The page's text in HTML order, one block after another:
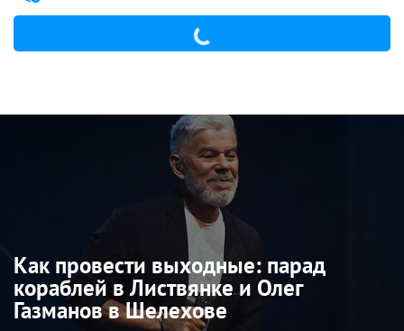
Как провести выходные: парад
кораблей в Листвянке и Олег
Газманов в Шелехове